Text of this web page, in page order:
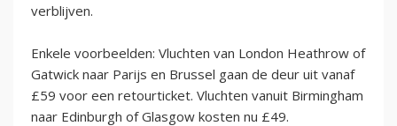
verblijven.
Enkele voorbeelden: Vluchten van London Heathrow of
Gatwick naar Parijs en Brussel gaan de deur uit vanaf
£59 voor een retourticket. Vluchten vanuit Birmingham
naar Edinburgh of Glasgow kosten nu £49.